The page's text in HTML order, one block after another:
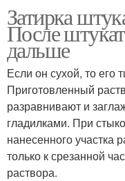
Затирка
После
дальше
Если он сухой, то его
Приготовленный
разравнивают и
гладилками. При
нанесенного участка
только к срезанной
раствора.